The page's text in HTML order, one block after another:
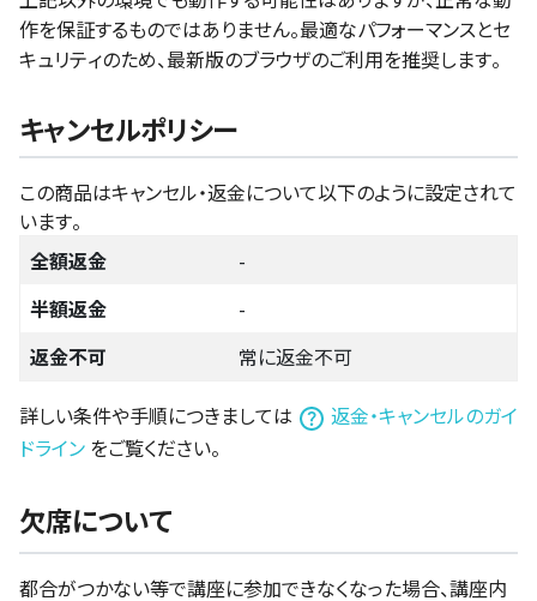
作を保証するものではありません。最適なパフォーマンスとセ
キュリティのため、最新版のブラウザのご利用を推奨します。
キャンセルポリシー
この商品はキャンセル・返金について以下のように設定されて
います。
全額返金
-
半額返金
-
返金不可
常に返金不可
詳しい条件や手順につきましては
返金・キャンセルのガイ
ドライン をご覧ください。
欠席について
都合がつかない等で講座に参加できなくなった場合、講座内